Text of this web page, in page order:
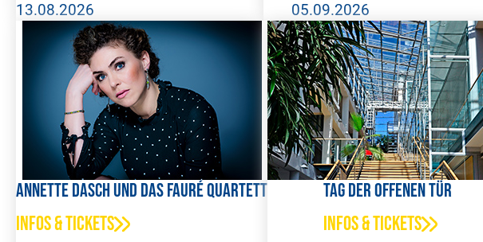
13.08.2026 05.09.2026
Annette Dasch und das Fauré Quartett
Infos & Tickets
Tag der offenen Tür
Infos & Tickets